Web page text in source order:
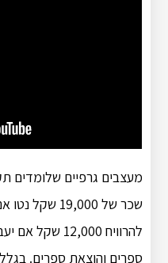
מעצבים גרפיים שלומדים
שכר של
להרוויח
ספרים והוצאת ספרים.